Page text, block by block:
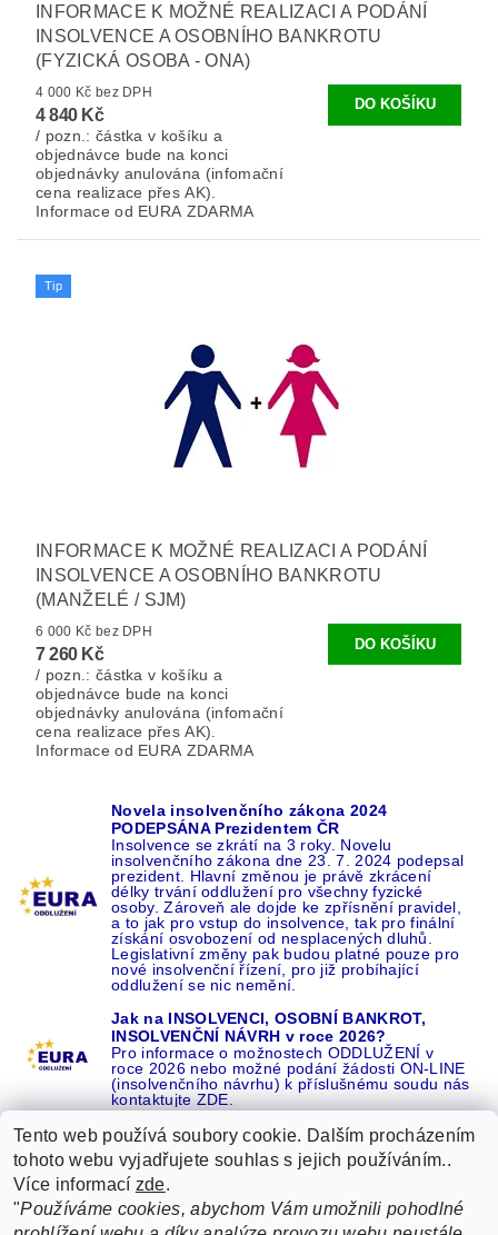
INFORMACE K MOŽNÉ REALIZACI A PODÁNÍ
INSOLVENCE A OSOBNÍHO BANKROTU
(FYZICKÁ OSOBA - ONA)
4 000 Kč bez DPH
4 840 Kč
/ pozn.: částka v košíku a
objednávce bude na konci
objednávky anulována (infomační
cena realizace přes AK).
Informace od EURA ZDARMA
Tip
INFORMACE K MOŽNÉ REALIZACI A PODÁNÍ
INSOLVENCE A OSOBNÍHO BANKROTU
(MANŽELÉ / SJM)
6 000 Kč bez DPH
7 260 Kč
/ pozn.: částka v košíku a
objednávce bude na konci
objednávky anulována (infomační
cena realizace přes AK).
Informace od EURA ZDARMA
Novela insolvenčního zákona 2024
PODEPSÁNA Prezidentem ČR
Insolvence se zkrátí na 3 roky. Novelu
insolvenčního zákona dne 23. 7. 2024 podepsal
prezident. Hlavní změnou je právě zkrácení
délky trvání oddlužení pro všechny fyzické
osoby. Zároveň ale dojde ke zpřísnění pravidel,
a to jak pro vstup do insolvence, tak pro finální
získání osvobození od nesplacených dluhů.
Legislativní změny pak budou platné pouze pro
nové insolvenční řízení, pro již probíhající
oddlužení se nic nemění.
Jak na INSOLVENCI, OSOBNÍ BANKROT,
INSOLVENČNÍ NÁVRH v roce 2026?
Pro informace o možnostech ODDLUŽENÍ v
roce 2026 nebo možné podání žádosti ON-LINE
(insolvenčního návrhu) k příslušnému soudu nás
kontaktujte ZDE.
Recenze o NÁS na GOOGLE 16 let REFERENCÍ v celé ČR |
Recenze o NÁS na SEZNAMU |
Tento web používá soubory cookie. Dalším procházením
tohoto webu vyjadřujete souhlas s jejich používáním..
Více informací zde.
"Používáme cookies, abychom Vám umožnili pohodlné